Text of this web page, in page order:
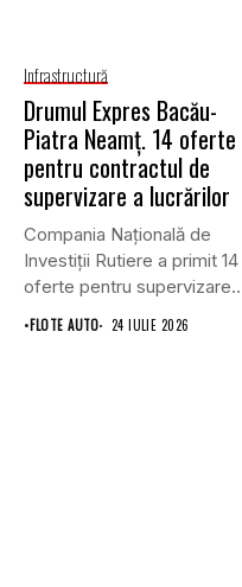
Infrastructură
Drumul Expres Bacău-
Piatra Neamț. 14 oferte
pentru contractul de
supervizare a lucrărilor
Compania Națională de
Investiții Rutiere a primit 14
oferte pentru supervizarea
lucrărilor...
•FLOTE AUTO 24 IULIE 2026